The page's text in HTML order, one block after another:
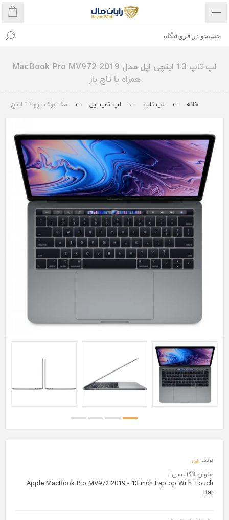
لپ تاپ 13 اینچی اپل مدل MacBook Pro MV972 2019
همراه با تاچ بار
خانه لپ تاپ لپ تاپ اپل مک بوک پرو 13 اینچ
برند: اپل
عنوان انگلیسی:
Apple MacBook Pro MV972 2019 - 13 inch Laptop With Touch
Bar